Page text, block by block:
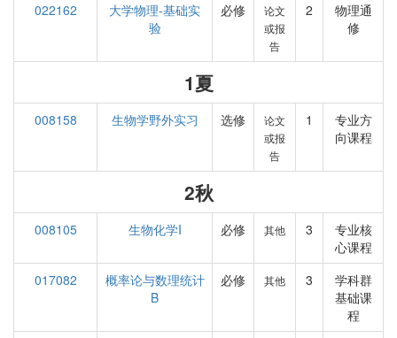
022162
大学物理-基础实
验
必修
论文
或报
告
2
物理通
修
1夏
008158 生物学野外实习 选修
论文
或报
告
1
专业方
向课程
2秋
008105 生物化学I 必修 其他 3
专业核
心课程
017082
概率论与数理统计
B
必修 其他 3
学科群
基础课
程